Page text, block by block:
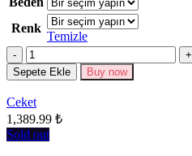
birden
fazla
varyasyonu
Seçenekler
seçilebilir
Renk
Temizle
Miktar
Sepete Ekle Buy now
Ceket
1,389.99 ₺
Sold out